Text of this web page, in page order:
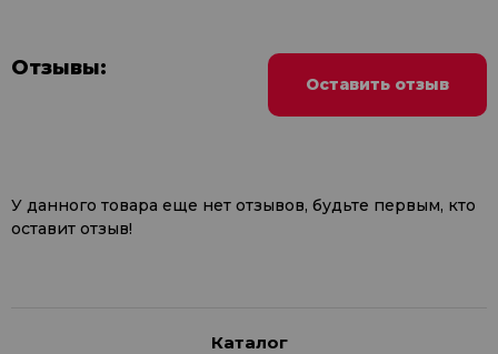
Отзывы:
Оставить отзыв
У данного товара еще нет отзывов, будьте первым, кто
оставит отзыв!
Каталог